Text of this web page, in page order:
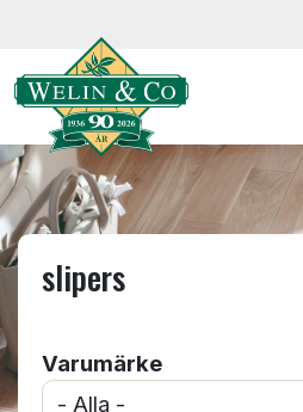
slipers
Varumärke